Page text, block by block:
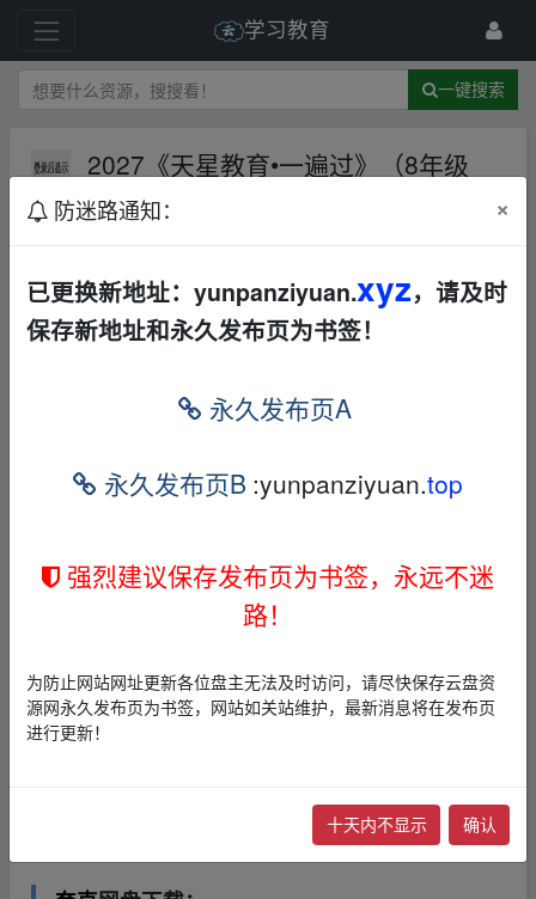
学习教育
一键搜索
2027《天星教育•一遍过》（8年级
上）（物理）（北师版）【290.7M
B】
夸克网盘
2027《天星教育•一遍过》（8年级上）（物
(24.8 MB)
📄 26秋初中一遍过八上物理北师 单元卷教用.
📄 26秋初中一遍过八上物理北师 主书.pdf (1
89.1 MB)
▁fr、om w▁ww.y﹏un_pan▁zi﹏yu an.xy▂
z
防迷路通知： ×
已更换新地址：yunpanziyuan.xyz，请及时
保存新地址和永久发布页为书签！
永久发布页A
永久发布页B :yunpanziyuan.top
强烈建议保存发布页为书签，永远不迷
路！
为防止网站网址更新各位盘主无法及时访问，请尽快保存云盘资
源网永久发布页为书签，网站如关站维护，最新消息将在发布页
进行更新！
十天内不显示 确认